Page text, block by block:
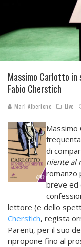
Massimo Carlotto in
Fabio Cherstich
Marì Alberione Live
Massimo
di
niente al
romanzo
breve ed
lettore (e dello
Cherstich, regista
Parenti, per il suo
ripropone fino al